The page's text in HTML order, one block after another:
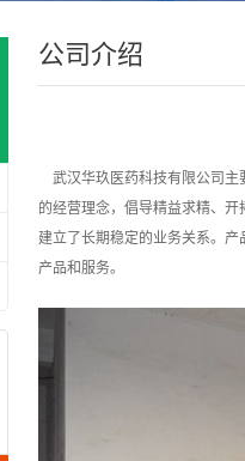
公司介绍
武汉华玖医药科技有限公司主
的经营理念，倡导精益求精、
建立了长期稳定的业务关系。
产品和服务。